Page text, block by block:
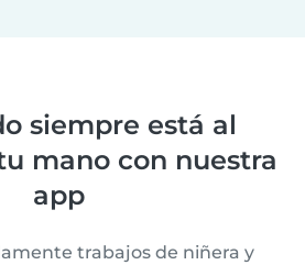
siempre está al
mano con nuestra
app
trabajos de niñera y